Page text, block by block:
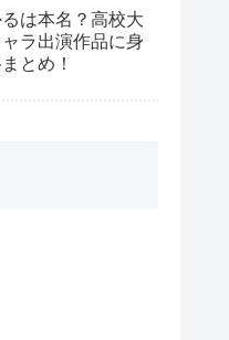
は本名？高校大
ラ出演作品に身
とめ！